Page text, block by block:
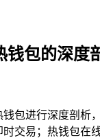
钱包的深度
包进行深度剖析
交易；热钱包